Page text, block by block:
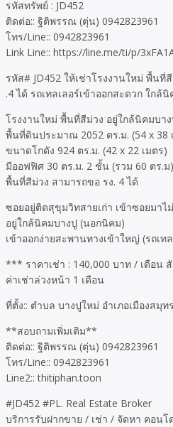
รหัสทรัพย์ : JD452
ติดต่อ:: ฐิติพรรณ (ตุ่น) 0942823961
โทร/Line:: 0942823961
Link Line:: https://line.me/ti/p/
รหัส# JD452 ให้เช่าโรงงานใหม่ พื้นที่
.4 ได้ รถเทลเลอร์เข้าออกสะดวก ใกล้
โรงงานใหม่ พื้นที่สีม่วง อยู่ใกล้นิคมบา
พื้นที่ดินประมาณ 2052 ตร.ม. (54 x 38
ขนาดโกดัง 924 ตร.ม. (42 x 22 เมตร)
มีออฟฟิศ 30 ตร.ม. 2 ชั้น (รวม 60 ตร.ม)
พื้นที่สีม่วง สามารถขอ รง. 4 ได้
ซอยอยู่ติดสุขุมวิทสายเก่า เข้าซอยมาไ
อยู่ใกล้นิคมบางปู (นอกนิคม)
เข้าออกง่ายสะพานทางเข้าใหญ่ (รถเท
*** ราคาเช่า : 140,000 บาท / เดือน
ค่าเช่าล่วงหน้า 1 เดือน
ที่ตั้ง:: ตำบล บางปูใหม่ อำเภอเมืองสมุ
**สอบถามเพิ่มเติม**
ติดต่อ:: ฐิติพรรณ (ตุ่น) 0942823961
โทร/Line:: 0942823961
Line2:: thitiphan.toon
#JD452 #PL. Real Estate Broker
บริการรับฝากขาย / เช่า / จัดหา คอน